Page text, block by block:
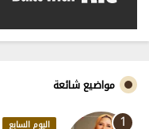
مواضيع شائعة
اليوم السابع